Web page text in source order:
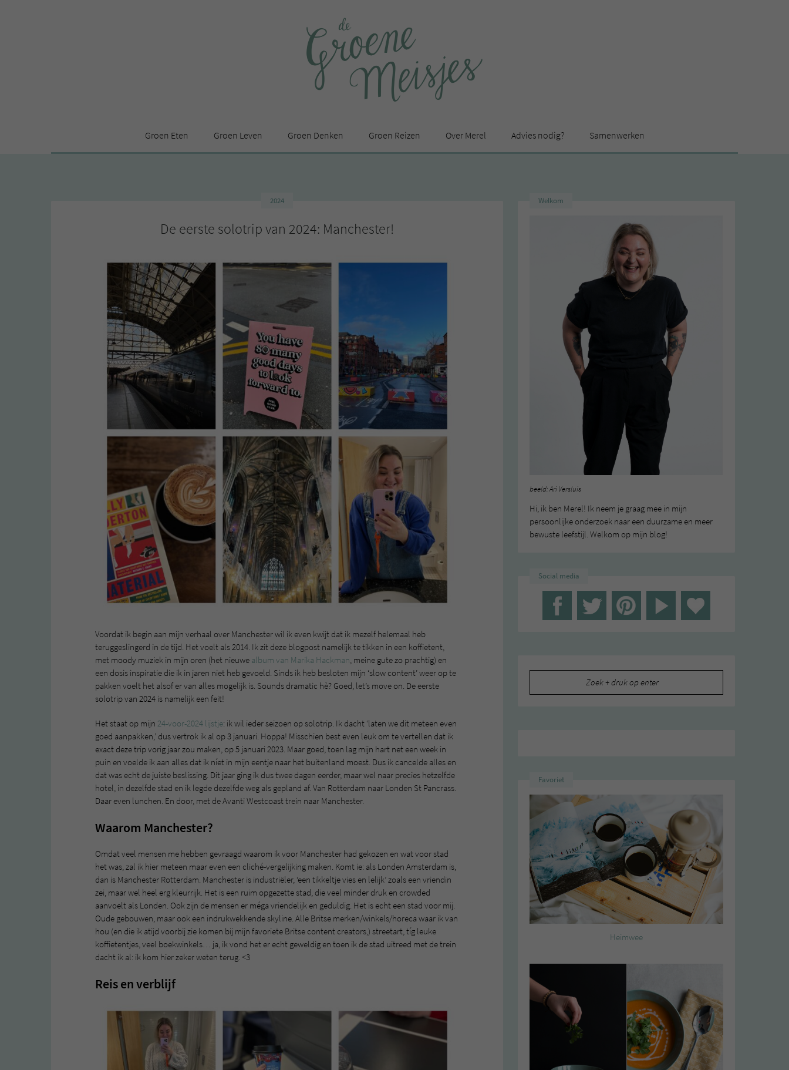
Groen Eten Groen Leven Groen Denken Groen Reizen Over Merel Advies nodig? Samenwerken
2024
De eerste solotrip van 2024: Manchester!
Voordat ik begin aan mijn verhaal over Manchester wil ik even kwijt dat ik mezelf helemaal heb
teruggeslingerd in de tijd. Het voelt als 2014. Ik zit deze blogpost namelijk te tikken in een koffietent,
met moody muziek in mijn oren (het nieuwe album van Marika Hackman, meine gute zo prachtig) en
een dosis inspiratie die ik in jaren niet heb gevoeld. Sinds ik heb besloten mijn ‘slow content’ weer op te
pakken voelt het alsof er van alles mogelijk is. Sounds dramatic hè? Goed, let’s move on. De eerste
solotrip van 2024 is namelijk een feit!
Het staat op mijn 24-voor-2024 lijstje: ik wil ieder seizoen op solotrip. Ik dacht ‘laten we dit meteen even
goed aanpakken,’ dus vertrok ik al op 3 januari. Hoppa! Misschien best even leuk om te vertellen dat ik
exact deze trip vorig jaar zou maken, op 5 januari 2023. Maar goed, toen lag mijn hart net een week in
puin en voelde ik aan alles dat ik níet in mijn eentje naar het buitenland moest. Dus ik cancelde alles en
dat was echt de juiste beslissing. Dit jaar ging ik dus twee dagen eerder, maar wel naar precies hetzelfde
hotel, in dezelfde stad en ik legde dezelfde weg als gepland af. Van Rotterdam naar Londen St Pancrass.
Daar even lunchen. En door, met de Avanti Westcoast trein naar Manchester.
Waarom Manchester?
Omdat veel mensen me hebben gevraagd waarom ik voor Manchester had gekozen en wat voor stad
het was, zal ik hier meteen maar even een cliché-vergelijking maken. Komt ie: als Londen Amsterdam is,
dan is Manchester Rotterdam. Manchester is industriëler, ‘een tikkeltje vies en lelijk’ zoals een vriendin
zei, maar wel heel erg kleurrijk. Het is een ruim opgezette stad, die veel minder druk en crowded
aanvoelt als Londen. Ook zijn de mensen er méga vriendelijk en geduldig. Het is echt een stad voor mij.
Oude gebouwen, maar ook een indrukwekkende skyline. Alle Britse merken/winkels/horeca waar ik van
hou (en die ik atijd voorbij zie komen bij mijn favoriete Britse content creators,) streetart, tíg leuke
koffietentjes, veel boekwinkels… ja, ik vond het er echt geweldig en toen ik de stad uitreed met de trein
dacht ik al: ik kom hier zeker weten terug. <3
Reis en verblijf
Welkom
beeld: Ari Versluis
Hi, ik ben Merel! Ik neem je graag mee in mijn
persoonlijke onderzoek naar een duurzame en meer
bewuste leefstijl. Welkom op mijn blog!
Social media
Favoriet
Heimwee